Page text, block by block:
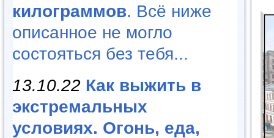
килограммов. Всё ниже
описанное не могло
состояться без тебя...
13.10.22 Как выжить в
экстремальных
условиях. Огонь, еда,